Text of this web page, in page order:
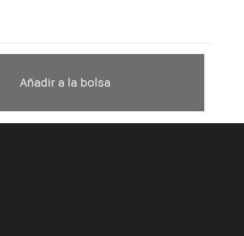
Añadir a la bolsa